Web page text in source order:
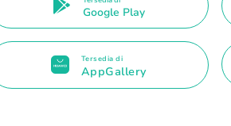
Google Play
Tersedia di
AppGallery